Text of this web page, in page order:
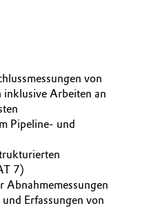
Machinery
von
inklusive Arbeiten an
Pipeline- und
7)
Abnahmemessungen
Erfassungen von